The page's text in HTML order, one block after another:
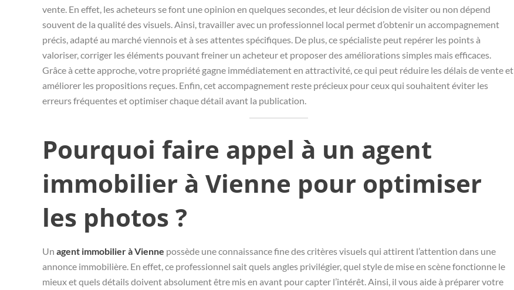
vente. En effet, les acheteurs se font une opinion en quelques secondes, et leur décision de visiter ou non dépend
souvent de la qualité des visuels. Ainsi, travailler avec un professionnel local permet d’obtenir un accompagnement
précis, adapté au marché viennois et à ses attentes spécifiques. De plus, ce spécialiste peut repérer les points à
valoriser, corriger les éléments pouvant freiner un acheteur et proposer des améliorations simples mais efficaces.
Grâce à cette approche, votre propriété gagne immédiatement en attractivité, ce qui peut réduire les délais de vente et
améliorer les propositions reçues. Enfin, cet accompagnement reste précieux pour ceux qui souhaitent éviter les
erreurs fréquentes et optimiser chaque détail avant la publication.
Pourquoi faire appel à un agent
immobilier à Vienne pour optimiser
les photos ?
Un agent immobilier à Vienne possède une connaissance fine des critères visuels qui attirent l’attention dans une
annonce immobilière. En effet, ce professionnel sait quels angles privilégier, quel style de mise en scène fonctionne le
mieux et quels détails doivent absolument être mis en avant pour capter l’intérêt. Ainsi, il vous aide à préparer votre